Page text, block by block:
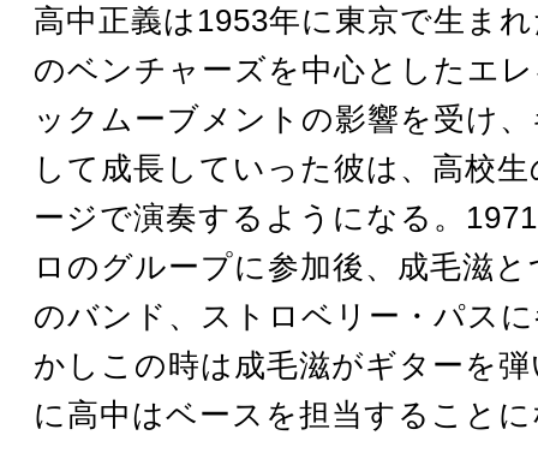
高中正義は1953年に東京で生ま
のベンチャーズを中心としたエ
ックムーブメントの影響を受け
して成長していった彼は、高校
ージで演奏するようになる。
ロのグループに参加後、成毛滋
のバンド、ストロベリー・パス
かしこの時は成毛滋がギターを
に高中はベースを担当すること